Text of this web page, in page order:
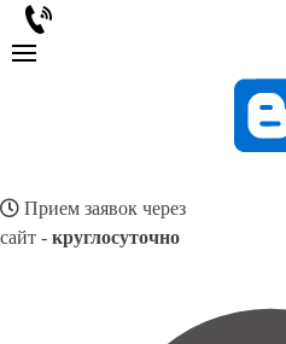
Прием заявок через
сайт - круглосуточно